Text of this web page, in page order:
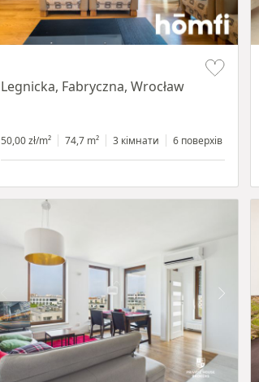
Legnicka, Fabryczna, Wrocław
50,00 zł/m² 74,7 m² 3 кімнати 6 поверхів